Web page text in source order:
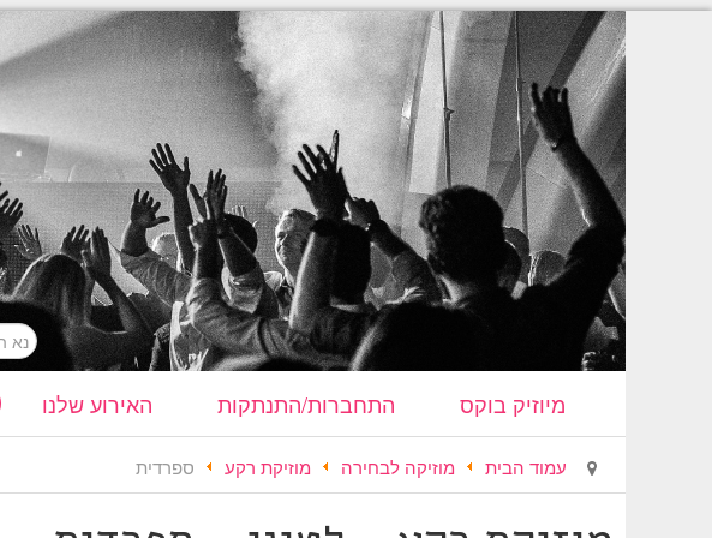
מיוזיק בוקס התחברות/התנתקות האירוע שלנו
עמוד הבית מוזיקה לבחירה מוזיקת רקע ספרדית